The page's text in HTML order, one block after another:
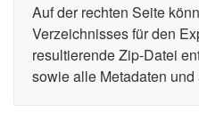
Auf der rechten Seite
Verzeichnisses für den
resultierende Zip-Datei
sowie alle Metadaten